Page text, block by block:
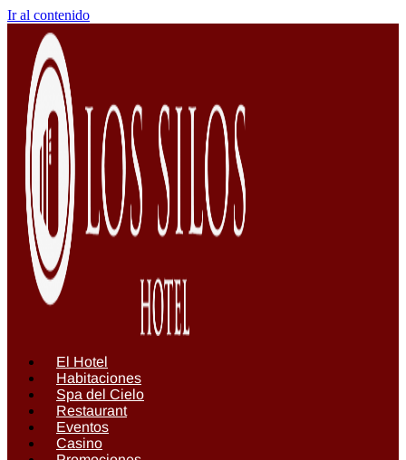
Ir al contenido
El Hotel
Habitaciones
Spa del Cielo
Restaurant
Eventos
Casino